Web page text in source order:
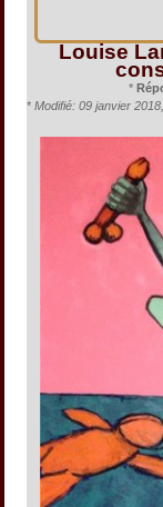
Louise
*
* Modifié: 09 janvier